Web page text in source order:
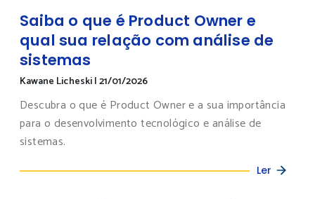
Saiba o que é Product Owner e
qual sua relação com análise de
sistemas
Kawane Licheski|21/01/2026
Descubra o que é Product Owner e a sua importância
para o desenvolvimento tecnológico e análise de
sistemas.
Ler